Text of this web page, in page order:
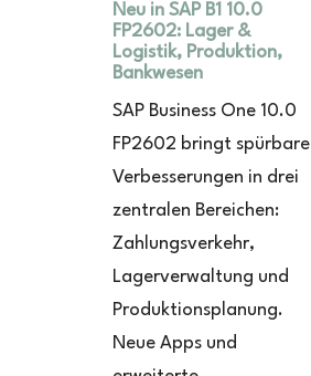
Neu in SAP B1 10.0
FP2602: Lager &
Logistik, Produktion,
Bankwesen
SAP Business One 10.0
FP2602 bringt spürbare
Verbesserungen in drei
zentralen Bereichen:
Zahlungsverkehr,
Lagerverwaltung und
Produktionsplanung.
Neue Apps und